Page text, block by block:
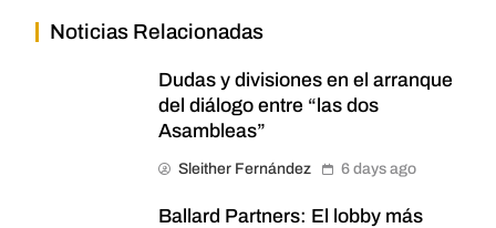
Noticias Relacionadas
Dudas y divisiones en el arranque
del diálogo entre “las dos
Asambleas”
Sleither Fernández 6 days ago
Ballard Partners: El lobby más